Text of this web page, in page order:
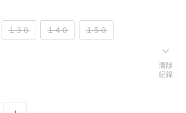
１３０ １４０ １５０
清除
紀錄